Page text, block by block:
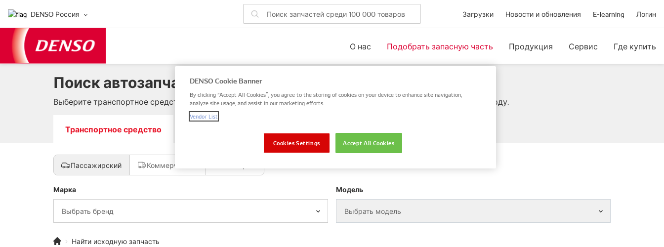
DENSO Россия Загрузки Новости и обновления E-learning Логин
О нас Подобрать запасную часть Продукция Сервис Где купить
Поиск автозапчастей для вашего транспорта
Выберите транспортное средство, введите номер запчасти DENSO или OE или выполните поиск по VIN / Frame-коду.
Транспортное средство
Пассажирский Коммерческий
Марка
Выбрать бренд
Модель
Выбрать модель
Найти исходную запчасть
DENSO Cookie Banner
By clicking “Accept All Cookies”, you agree to the storing of cookies on your device to enhance site navigation,
analyze site usage, and assist in our marketing efforts.
Vendor List
Accept All Cookies
Cookies Settings